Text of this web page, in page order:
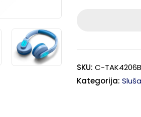
SKU: C-
Kategorija: